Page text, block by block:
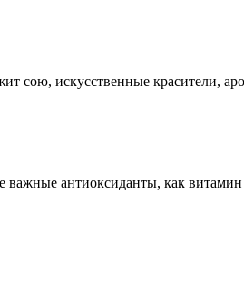
сою, искусственные красители,
важные антиоксиданты, как